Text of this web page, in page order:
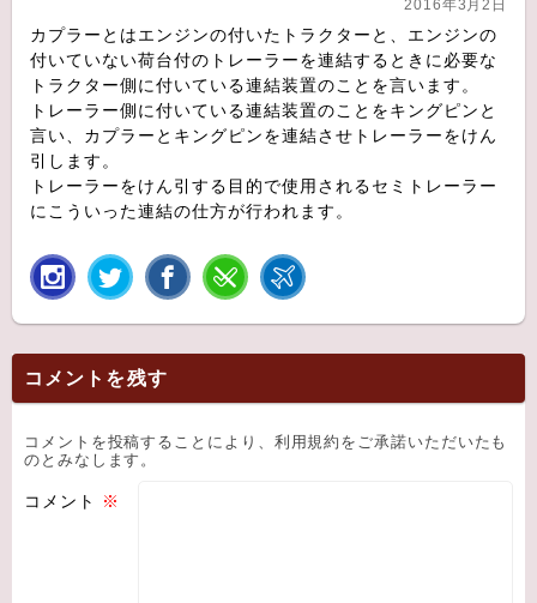
2016年3月2日
カプラーとはエンジンの付いたトラクターと、エンジンの
付いていない荷台付のトレーラーを連結するときに必要な
トラクター側に付いている連結装置のことを言います。
トレーラー側に付いている連結装置のことをキングピンと
言い、カプラーとキングピンを連結させトレーラーをけん
引します。
トレーラーをけん引する目的で使用されるセミトレーラー
にこういった連結の仕方が行われます。
コメントを残す
コメントを投稿することにより、利用規約をご承諾いただいたも
のとみなします。
コメント ※